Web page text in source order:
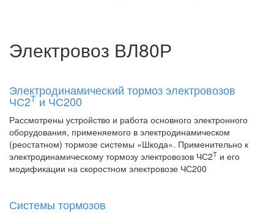
Электровоз ВЛ80Р
Электродинамический тормоз электровозов
ЧС2Т и ЧС200
Рассмотрены устройство и работа основного электронного
оборудования, применяемого в электродинамическом
(реостатном) тормозе системы «Шкода». Применительно к
электродинамическому тормозу электровозов ЧС2Т и его
модификации на скоростном электровозе ЧС200
Системы тормозов